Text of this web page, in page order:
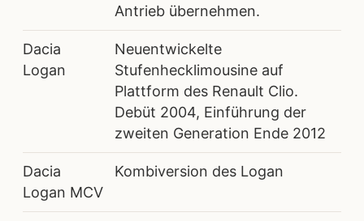
Antrieb übernehmen.
Dacia
Logan
Neuentwickelte
Stufenhecklimousine auf
Plattform des Renault Clio.
Debüt 2004, Einführung der
zweiten Generation Ende 2012
Dacia
Logan MCV
Kombiversion des Logan